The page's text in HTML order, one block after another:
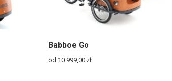
Babboe Go
od 10 999,00 zł